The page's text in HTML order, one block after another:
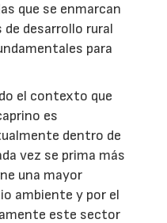
que se enmarcan
desarrollo rural
para
el contexto que
es
dentro de
vez se prima más
una mayor
ambiente y por el
este sector